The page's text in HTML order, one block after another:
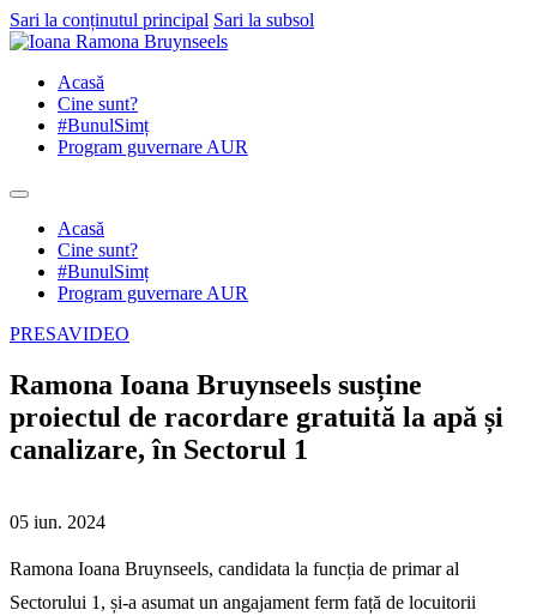
Sari la conținutul principal Sari la subsol
Acasă
Cine sunt?
#BunulSimț
Program guvernare AUR
Acasă
Cine sunt?
#BunulSimț
Program guvernare AUR
PRESAVIDEO
Ramona Ioana Bruynseels susține
proiectul de racordare gratuită la apă și
canalizare, în Sectorul 1
05 iun. 2024
Ramona Ioana Bruynseels, candidata la funcția de primar al
Sectorului 1, și-a asumat un angajament ferm față de locuitorii